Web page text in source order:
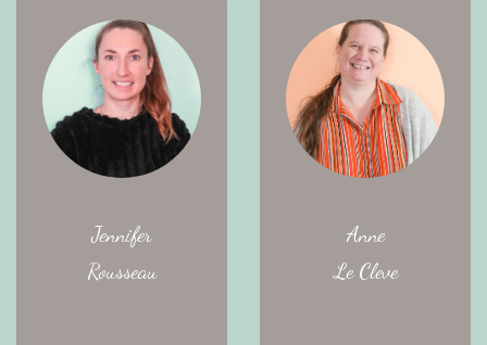
Jennifer
Rousseau
Anne
Le Cleve